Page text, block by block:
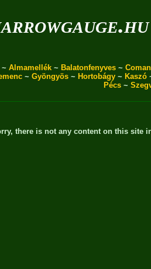
~ Almamellék ~ Balatonfenyves ~
~ Gyöngyös ~ Hortobágy ~ Kaszó
Pécs ~
there is not any content on this site